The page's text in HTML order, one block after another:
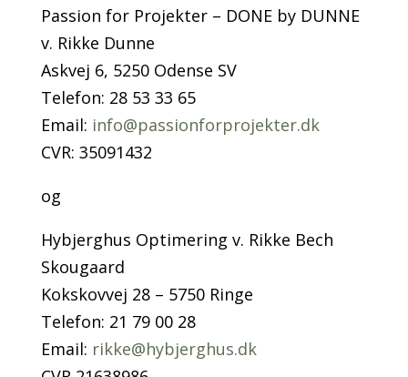
Passion for Projekter – DONE by DUNNE
v. Rikke Dunne
Askvej 6, 5250 Odense SV
Telefon: 28 53 33 65
Email: info@passionforprojekter.dk
CVR: 35091432
og
Hybjerghus Optimering v. Rikke Bech
Skougaard
Kokskovvej 28 – 5750 Ringe
Telefon: 21 79 00 28
Email: rikke@hybjerghus.dk